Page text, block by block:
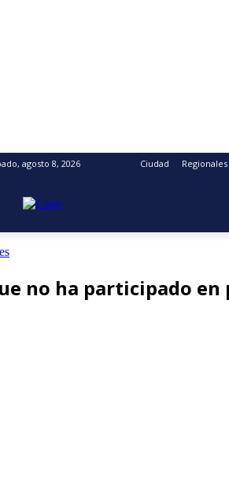
agosto 8, 2026 Ciudad Regionales
no ha participado